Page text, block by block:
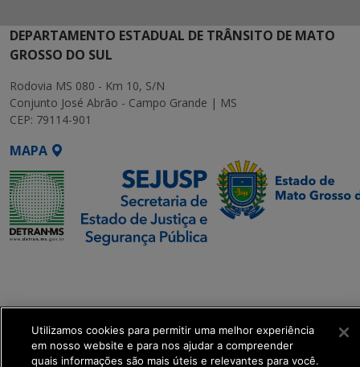
DEPARTAMENTO ESTADUAL DE TRÂNSITO DE MATO
GROSSO DO SUL
Rodovia MS 080 - Km 10, S/N
Conjunto José Abrão - Campo Grande | MS
CEP: 79114-901
MAPA
Transformação Digital
get_footer();
Utilizamos cookies para permitir uma melhor experiência
em nosso website e para nos ajudar a compreender
quais informações são mais úteis e relevantes para você.